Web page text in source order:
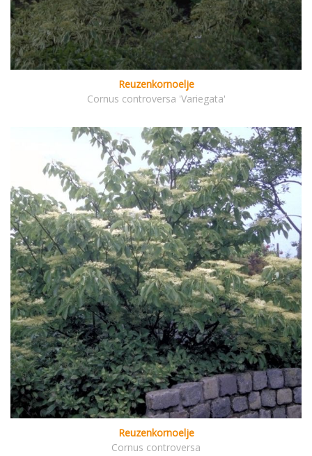
Reuzenkornoelje
Cornus controversa 'Variegata'
Reuzenkornoelje
Cornus controversa